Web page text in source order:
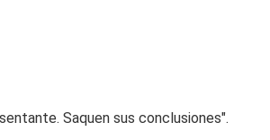
Saquen sus conclusiones".